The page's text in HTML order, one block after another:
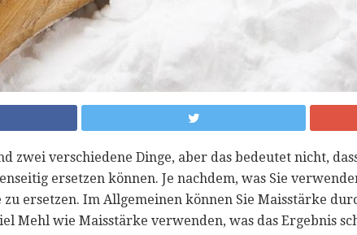
zwei verschiedene Dinge, aber das bedeutet nicht,
ersetzen können. Je nachdem, was Sie
ersetzen. Im Allgemeinen können Sie Maisstärke
Mehl wie Maisstärke verwenden, was das Ergebnis